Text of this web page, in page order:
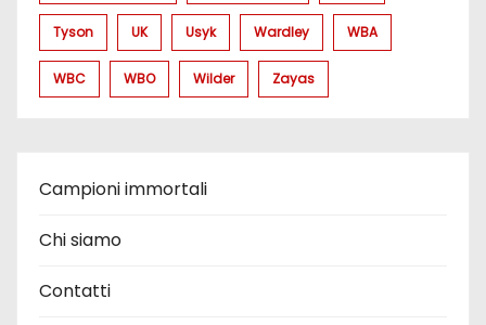
Tyson UK Usyk Wardley WBA
WBC WBO Wilder Zayas
Campioni immortali
Chi siamo
Contatti